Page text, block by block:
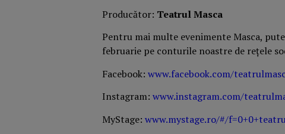
Producător: Teatrul Masca
Pentru mai multe evenimente Masca,
februarie pe conturile noastre de rețele
Facebook: www.facebook.com/
Instagram: www.instagram.com/
MyStage: www.mystage.ro/#/